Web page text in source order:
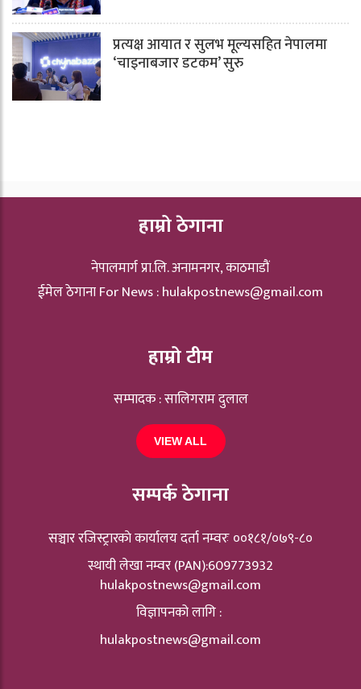
प्रत्यक्ष आयात र सुलभ मूल्यसहित नेपालमा
‘चाइनाबजार डटकम’ सुरु
हाम्रो ठेगाना
नेपालमार्ग प्रा.लि. अनामनगर, काठमाडौं
ईमेल ठेगाना For News :hulakpostnews@gmail.com
हाम्रो टीम
सम्पादक : सालिगराम दुलाल
VIEW ALL
सम्पर्क ठेगाना
सञ्चार रजिस्ट्रारकाे कार्यालय दर्ता नम्वरः ००१८१/०७९-८०
स्थायी लेखा नम्वर (PAN):609773932
hulakpostnews@gmail.com
विज्ञापनको लागि :
hulakpostnews@gmail.com